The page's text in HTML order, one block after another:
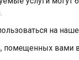
на
помещенных вами